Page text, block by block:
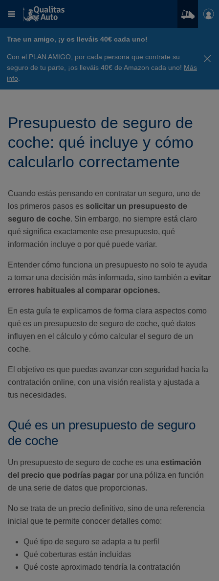
Trae un amigo, ¡y os lleváis 40€ cada uno!
Con el PLAN AMIGO, por cada persona que contrate su
seguro de tu parte, ¡os lleváis 40€ de Amazon cada uno! Más
info
Presupuesto de seguro de
coche: qué incluye y cómo
calcularlo correctamente
Cuando estás pensando en contratar un seguro, uno de
los primeros pasos es solicitar un presupuesto de
seguro de coche. Sin embargo, no siempre está claro
qué significa exactamente ese presupuesto, qué
información incluye o por qué puede variar.
Entender cómo funciona un presupuesto no solo te ayuda
a tomar una decisión más informada, sino también a evitar
errores habituales al comparar opciones.
En esta guía te explicamos de forma clara aspectos como
qué es un presupuesto de seguro de coche, qué datos
influyen en el cálculo y cómo calcular el seguro de un
coche.
El objetivo es que puedas avanzar con seguridad hacia la
contratación online, con una visión realista y ajustada a
tus necesidades.
Qué es un presupuesto de seguro
de coche
Un presupuesto de seguro de coche es una estimación
del precio que podrías pagar por una póliza en función
de una serie de datos que proporcionas.
No se trata de un precio definitivo, sino de una referencia
inicial que te permite conocer detalles como:
Qué tipo de seguro se adapta a tu perfil
Qué coberturas están incluidas
Qué coste aproximado tendría la contratación